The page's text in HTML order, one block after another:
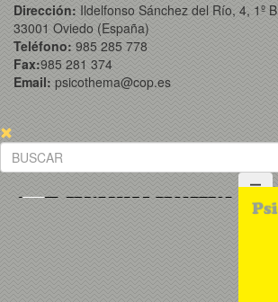
Dirección: Ildelfonso Sánchez del Río, 4, 1º B
33001 Oviedo (España)
Teléfono: 985 285 778
Fax:985 281 374
Email: psicothema@cop.es